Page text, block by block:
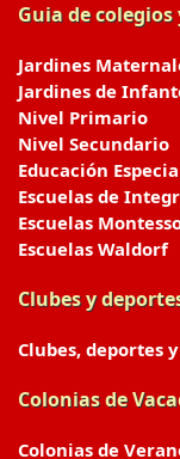
Guia de
Jardines
Jardines de
Nivel Primario
Nivel Secundario
Educación
Escuelas de
Escuelas
Escuelas Waldorf
Clubes y
Clubes, deportes
Colonias de
Colonias de